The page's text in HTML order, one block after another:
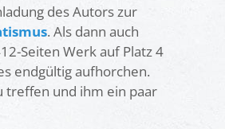
des Autors zur
. Als dann auch
Seiten Werk auf Platz 4
endgültig aufhorchen.
treffen und ihm ein paar